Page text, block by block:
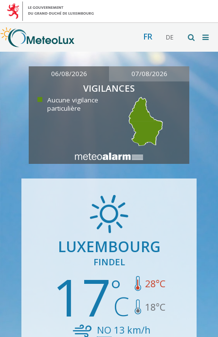
FR DE
06/08/2026 07/08/2026
VIGILANCES
Aucune vigilance
particulière
LUXEMBOURG
FINDEL
17 28°C
18°C
NO 13 km/h